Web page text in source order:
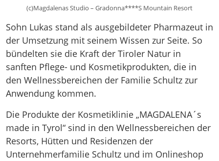
(c)Magdalenas Studio – Gradonna****S Mountain Resort
Sohn Lukas stand als ausgebildeter Pharmazeut in
der Umsetzung mit seinem Wissen zur Seite. So
bündelten sie die Kraft der Tiroler Natur in
sanften Pflege- und Kosmetikprodukten, die in
den Wellnessbereichen der Familie Schultz zur
Anwendung kommen.
Die Produkte der Kosmetiklinie „MAGDALENA´s
made in Tyrol“ sind in den Wellnessbereichen der
Resorts, Hütten und Residenzen der
Unternehmerfamilie Schultz und im Onlineshop